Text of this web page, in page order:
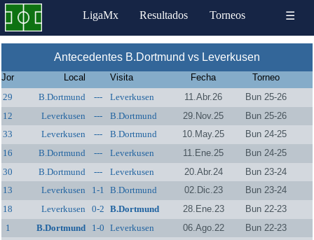
LigaMx Resultados Torneos ☰
Antecedentes B.Dortmund vs Leverkusen
Jor Local Visita Fecha
Torneo
29
B.Dortmund --- Leverkusen 11.Abr.26
Bun 25-26
12
Leverkusen --- B.Dortmund 29.Nov.25
Bun 25-26
33
Leverkusen --- B.Dortmund 10.May.25
Bun 24-25
16
B.Dortmund --- Leverkusen 11.Ene.25
Bun 24-25
30
B.Dortmund --- Leverkusen 20.Abr.24
Bun 23-24
13
Leverkusen 1-1 B.Dortmund 02.Dic.23
Bun 23-24
18
Leverkusen 0-2 B.Dortmund 28.Ene.23
Bun 22-23
1
B.Dortmund 1-0 Leverkusen 06.Ago.22
Bun 22-23